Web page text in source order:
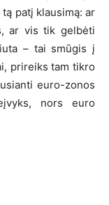
patį klausimą: ar
ar vis tik gelbėti
– tai smūgis į
prireiks tam tikro
euro-zonos
nors euro